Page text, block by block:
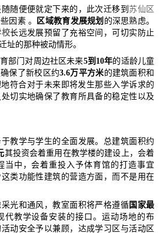
随便便就定下来的，此次迁移到 苏仙区
因素 。
区域教育发展规划 的深思熟虑。
校长远发展预留了充裕空间，可切实防止
址的那种被动情形。
部门对周边社区未来5到10年的适龄儿童
保了新校区约3.6万平方米的建筑面积和
符合对于未来即将发生那些入学诉求的
切实地确保了教育所具备的稳定性以及
教学与学生的全面发展。总建筑面积约
其投资会着重用在教学楼的建设上，会着
当中，会着重投入予体育馆的打造事宜
类功能性建筑的营造方面，而不是用在
光和通风，教室面积将严格遵循国家最
代教学设备安装的接口。运动场地的布
动安全予以兼顾，达成学习区与活动区